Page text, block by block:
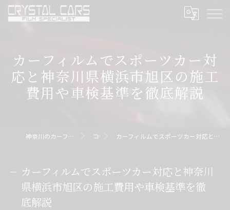
カーフィルムでスポーツカー対
応と神奈川県横浜市旭区の施工
費用や車検基準を徹底解説
神奈川のカーフィルムならクリスタルカーズ コラム カーフィルムでスポーツカー対応と神奈川県横浜市旭区の施工費用や車検基準を徹底解説
カーフィルムでスポーツカー対応と神奈川
県横浜市旭区の施工費用や車検基準を徹
底解説